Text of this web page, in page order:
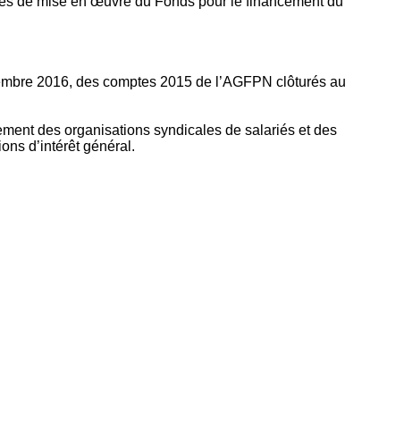
2016, des comptes 2015 de l’AGFPN clôturés au
des organisations syndicales de salariés et des
d’intérêt général.